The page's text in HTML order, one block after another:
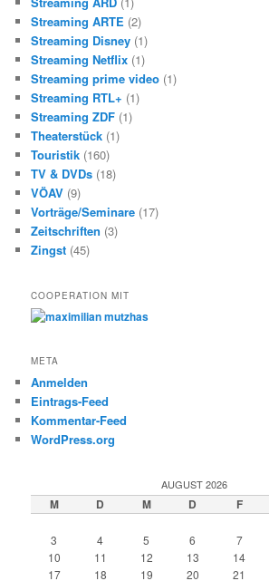
Streaming ARTE (2)
Streaming Disney (1)
Streaming Netflix (1)
Streaming prime video (1)
Streaming RTL+ (1)
Streaming ZDF (1)
Theaterstück (1)
Touristik (160)
TV & DVDs (18)
VÖAV (9)
Vorträge/Seminare (17)
Zeitschriften (3)
Zingst (45)
COOPERATION MIT
META
Anmelden
Eintrags-Feed
Kommentar-Feed
WordPress.org
AUGUST 2026
M D M D F
3
4 5 6 7
10
11 12 13 14
17
18 19 20 21